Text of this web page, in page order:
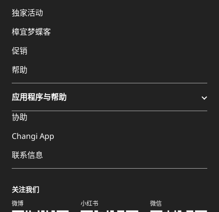
独家活动
樟宜梦蝶客
促销
帮助
应用程序与帮助
协助
Changi App
联系信息
关注我们
微博 小红书 微信